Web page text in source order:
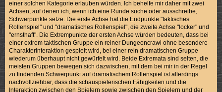
einer solchen Kategorie erlauben würden. Ich behelfe mir daher mit zwei
Achsen, auf denen ich, wenn ich eine Runde suche oder ausschreibe,
Schwerpunkte setze. Die erste Achse hat die Endpunkte "taktisches
Rollenspiel" und "dramatisches Rollenspiel", die zweite Achse "locker" und
"ernsthaft". Die Extrempunkte der ersten Achse würden bedeuten, dass bei
einer extrem taktischen Gruppe ein reiner Dungeoncrawl ohne besondere
Charakterinteraktion gespielt wird, bei einer rein dramatischen Gruppe
wiederum überhaupt nicht gewürfelt wird. Beide Extremata sind selten, die
meisten Gruppen bewegen sich dazwischen, mit dem bei mir in der Regel
zu findenden Schwerpunkt auf dramatischem Rollenspiel ist allerdings
nachvollziehbar, dass die schauspielerischen Fähigkeiten und die
Interaktion zwischen den Spielern sowie zwischen den Spielern und der